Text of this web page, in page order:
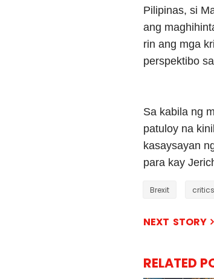
Pilipinas, si
ang
rin ang mga
perspektibo
Sa kabila ng
patuloy na
kasaysayan
para kay
Brexit critics
NEXT STORY
RELATED